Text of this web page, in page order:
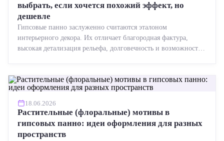
выбрать, если хочется похожий эффект, но
дешевле
Гипсовые панно заслуженно считаются эталоном
интерьерного декора. Их отличает благородная фактура,
высокая детализация рельефа, долговечность и возможность
18.06.2026
Растительные (флоральные) мотивы в
гипсовых панно: идеи оформления для разных
пространств